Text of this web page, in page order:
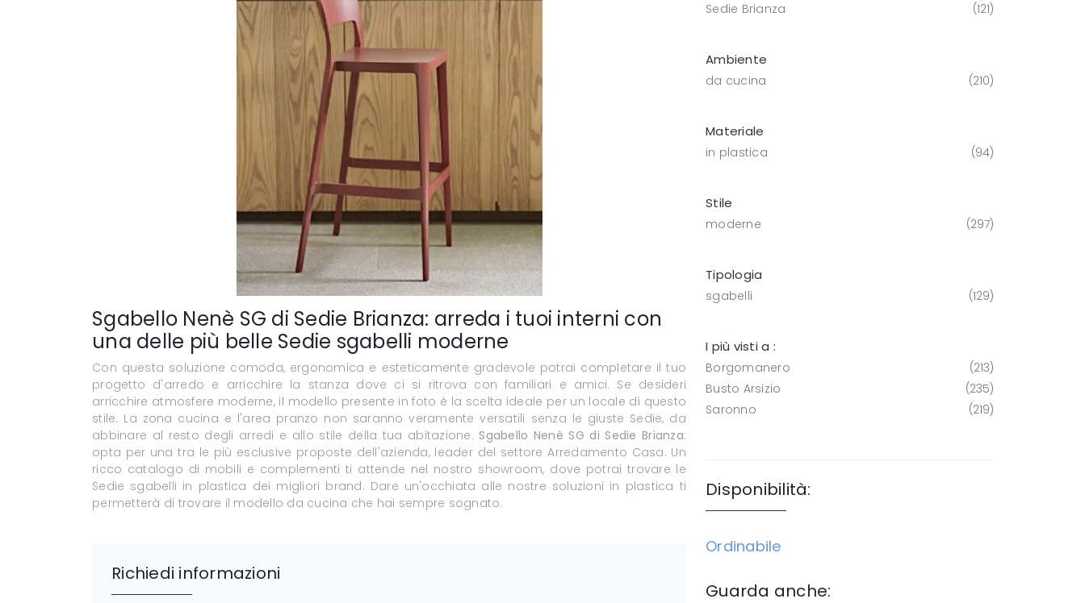
Sgabello Nenè SG di Sedie Brianza: arreda i tuoi interni con
una delle più belle Sedie sgabelli moderne
Con questa soluzione comoda, ergonomica e esteticamente gradevole potrai completare il tuo
progetto d'arredo e arricchire la stanza dove ci si ritrova con familiari e amici. Se desideri
arricchire atmosfere moderne, il modello presente in foto è la scelta ideale per un locale di questo
stile. La zona cucina e l'area pranzo non saranno veramente versatili senza le giuste Sedie, da
abbinare al resto degli arredi e allo stile della tua abitazione. Sgabello Nenè SG di Sedie Brianza:
opta per una tra le più esclusive proposte dell'azienda, leader del settore Arredamento Casa. Un
ricco catalogo di mobili e complementi ti attende nel nostro showroom, dove potrai trovare le
Sedie sgabelli in plastica dei migliori brand. Dare un'occhiata alle nostre soluzioni in plastica ti
permetterà di trovare il modello da cucina che hai sempre sognato.
Richiedi informazioni
Sedie Brianza 121
Ambiente
da cucina 210
Materiale
in plastica 94
Stile
moderne 297
Tipologia
sgabelli 129
I più visti a :
Borgomanero
213
Busto Arsizio
235
Saronno
219
Disponibilità:
Ordinabile
Guarda anche: